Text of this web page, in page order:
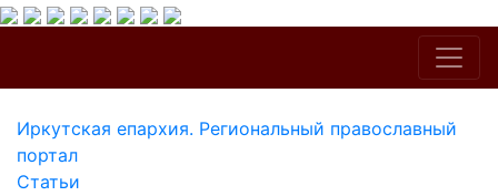
Иркутская епархия. Региональный православный
портал
Статьи